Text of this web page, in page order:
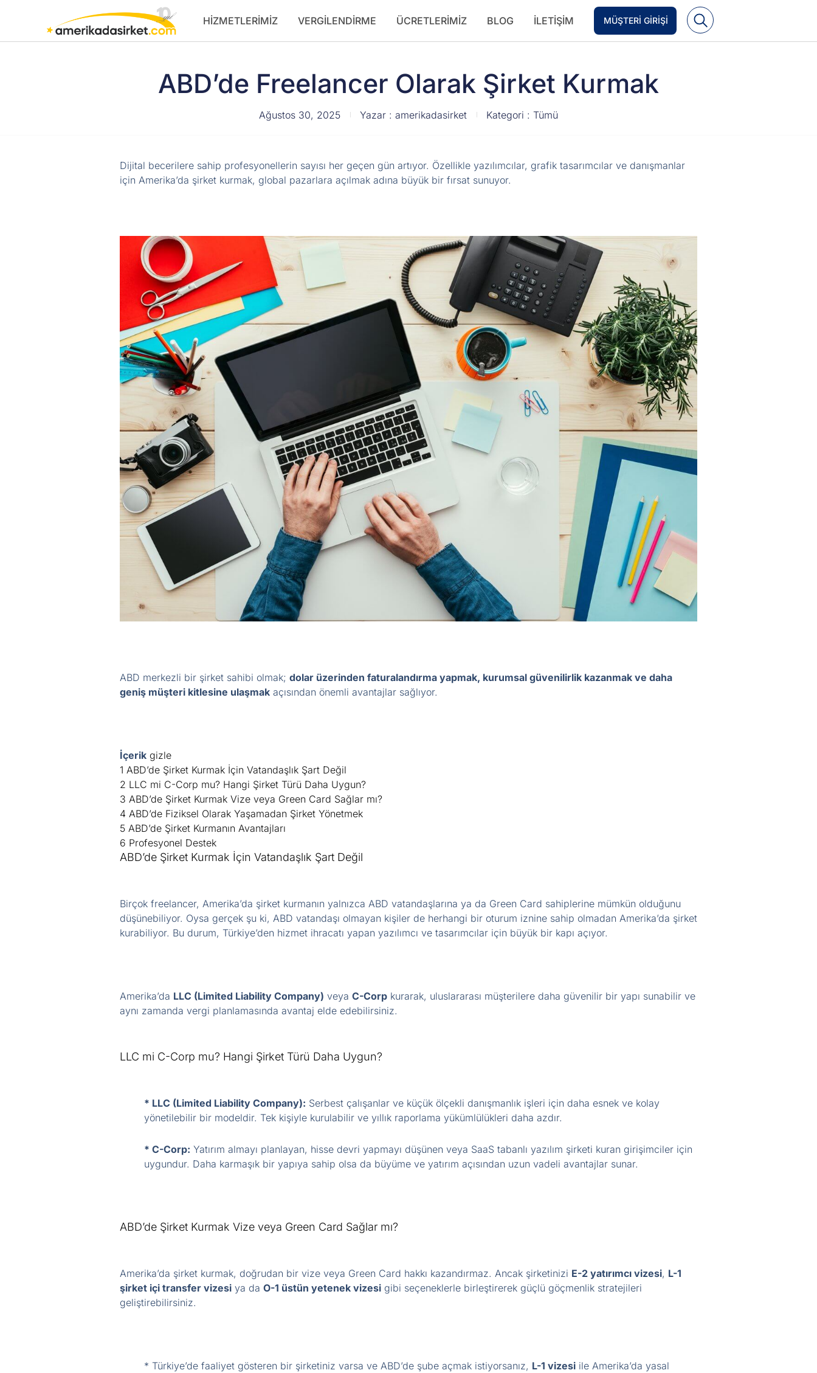
HIZMETLERIMIZ VERGILENDIRME ÜCRETLERIMIZ BLOG İLETIŞIM MÜŞTERI GIRIŞI
ABD’de Freelancer Olarak Şirket Kurmak
Ağustos 30, 2025 Yazar : amerikadasirket Kategori : Tümü
Dijital becerilere sahip profesyonellerin sayısı her geçen gün artıyor. Özellikle yazılımcılar, grafik tasarımcılar ve danışmanlar
için Amerika’da şirket kurmak, global pazarlara açılmak adına büyük bir fırsat sunuyor.
ABD merkezli bir şirket sahibi olmak; dolar üzerinden faturalandırma yapmak, kurumsal güvenilirlik kazanmak ve daha
geniş müşteri kitlesine ulaşmak açısından önemli avantajlar sağlıyor.
İçerik gizle
1 ABD’de Şirket Kurmak İçin Vatandaşlık Şart Değil
2 LLC mi C-Corp mu? Hangi Şirket Türü Daha Uygun?
3 ABD’de Şirket Kurmak Vize veya Green Card Sağlar mı?
4 ABD’de Fiziksel Olarak Yaşamadan Şirket Yönetmek
5 ABD’de Şirket Kurmanın Avantajları
6 Profesyonel Destek
ABD’de Şirket Kurmak İçin Vatandaşlık Şart Değil
Birçok freelancer, Amerika’da şirket kurmanın yalnızca ABD vatandaşlarına ya da Green Card sahiplerine mümkün olduğunu
düşünebiliyor. Oysa gerçek şu ki, ABD vatandaşı olmayan kişiler de herhangi bir oturum iznine sahip olmadan Amerika’da şirket
kurabiliyor. Bu durum, Türkiye’den hizmet ihracatı yapan yazılımcı ve tasarımcılar için büyük bir kapı açıyor.
Amerika’da LLC (Limited Liability Company) veya C-Corp kurarak, uluslararası müşterilere daha güvenilir bir yapı sunabilir ve
aynı zamanda vergi planlamasında avantaj elde edebilirsiniz.
LLC mi C-Corp mu? Hangi Şirket Türü Daha Uygun?
* LLC (Limited Liability Company): Serbest çalışanlar ve küçük ölçekli danışmanlık işleri için daha esnek ve kolay
yönetilebilir bir modeldir. Tek kişiyle kurulabilir ve yıllık raporlama yükümlülükleri daha azdır.
* C-Corp: Yatırım almayı planlayan, hisse devri yapmayı düşünen veya SaaS tabanlı yazılım şirketi kuran girişimciler için
uygundur. Daha karmaşık bir yapıya sahip olsa da büyüme ve yatırım açısından uzun vadeli avantajlar sunar.
ABD’de Şirket Kurmak Vize veya Green Card Sağlar mı?
Amerika’da şirket kurmak, doğrudan bir vize veya Green Card hakkı kazandırmaz. Ancak şirketinizi E-2 yatırımcı vizesi, L-1
şirket içi transfer vizesi ya da O-1 üstün yetenek vizesi gibi seçeneklerle birleştirerek güçlü göçmenlik stratejileri
geliştirebilirsiniz.
* Türkiye’de faaliyet gösteren bir şirketiniz varsa ve ABD’de şube açmak istiyorsanız, L-1 vizesi ile Amerika’da yasal